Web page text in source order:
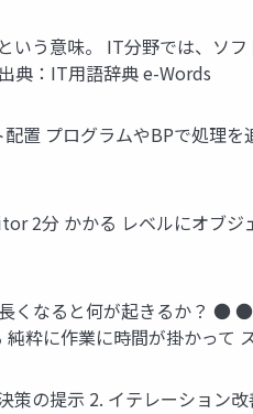
う意味。 IT分野では、ソ
典：IT用語辞典 e-Words
置 プログラムやBPで処理
2分 かかる レベルにオブ
くなると何が起きるか？
粋に作業に時間が掛かって
の提示 2. イテレーション